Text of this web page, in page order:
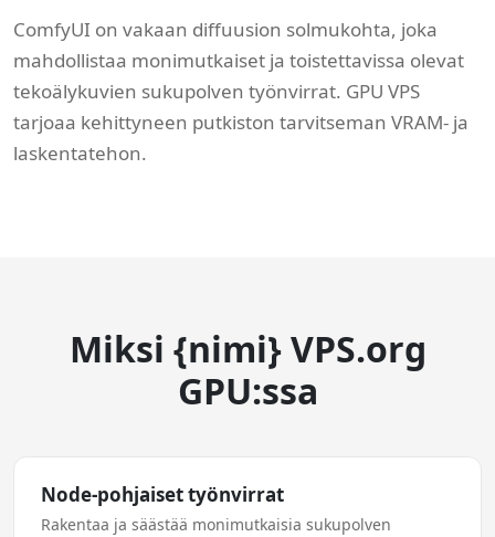
ComfyUI on vakaan diffuusion solmukohta, joka
mahdollistaa monimutkaiset ja toistettavissa olevat
tekoälykuvien sukupolven työnvirrat. GPU VPS
tarjoaa kehittyneen putkiston tarvitseman VRAM- ja
laskentatehon.
Miksi {nimi} VPS.org
GPU:ssa
Node-pohjaiset työnvirrat
Rakentaa ja säästää monimutkaisia sukupolven